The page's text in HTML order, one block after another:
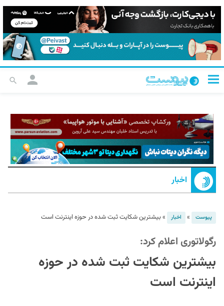
اخبار
پیوست » اخبار »بیشترین شکایت ثبت شده در حوزه اینترنت است
رگولاتوری اعلام کرد:
بیشترین شکایت ثبت شده در حوزه
اینترنت است